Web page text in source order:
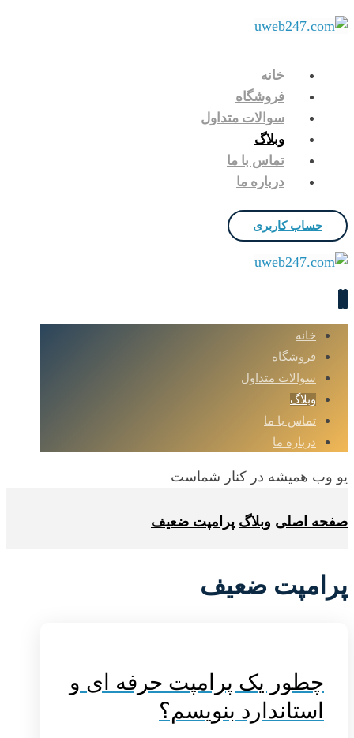
خانه
فروشگاه
سوالات متداول
وبلاگ
تماس با ما
درباره ما
حساب کاربری
خانه
فروشگاه
سوالات متداول
وبلاگ
تماس با ما
درباره ما
یو وب همیشه در کنار شماست
صفحه اصلی وبلاگ پرامپت ضعیف
پرامپت ضعیف
چطور یک پرامپت حرفه ای و
استاندارد بنویسم؟